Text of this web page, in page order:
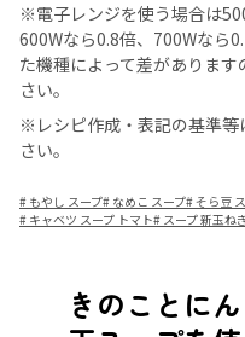
※電子レンジを使う場合は
600Wなら0.8倍、700Wなら
た機種によって差がありま
さい。
※レシピ作成・表記の基準等
さい。
# もやし スープ# なめこ スープ#そら豆
# キャベツ スープ トマト# スープ 新玉ね
きのことに